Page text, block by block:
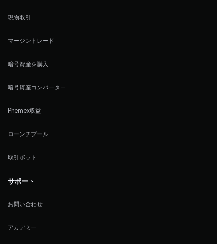
現物取引
マージントレード
暗号資産を購入
暗号資産コンバーター
Phemex収益
ローンチプール
取引ボット
サポート
お問い合わせ
アカデミー